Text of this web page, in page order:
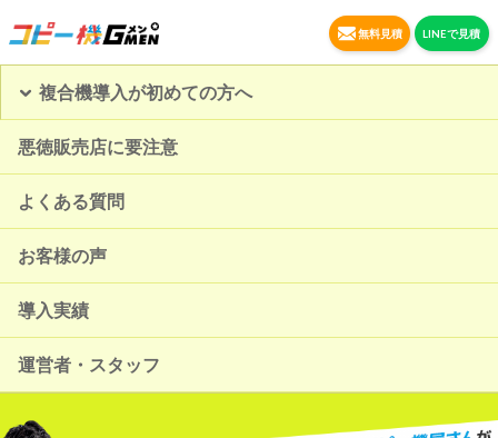
無料見積 LINEで見積
複合機導入が初めての方へ
悪徳販売店に要注意
よくある質問
お客様の声
導入実績
運営者・スタッフ